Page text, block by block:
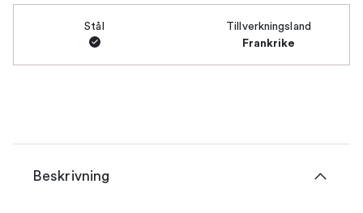
Stål Tillverkningsland
Frankrike
Beskrivning